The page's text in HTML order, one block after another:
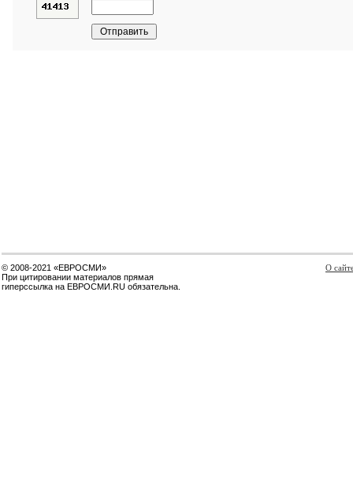
© 2008-2021 «ЕВРОСМИ»
При цитировании материалов прямая
гиперссылка на ЕВРОСМИ.RU обязательна.
О